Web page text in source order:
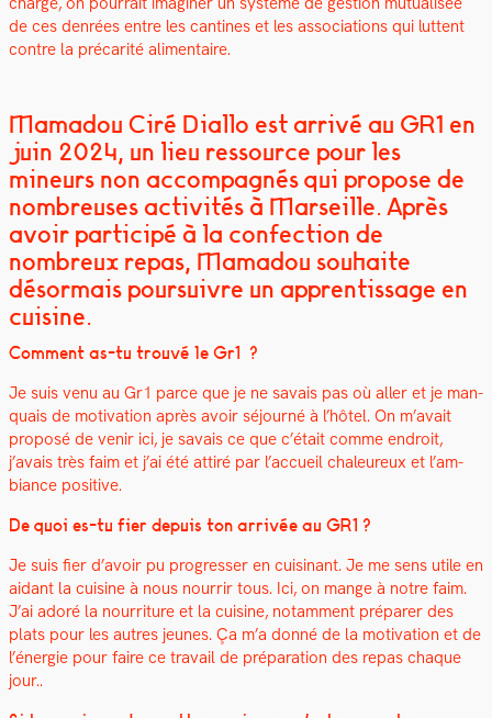
de ces den­rées entre les can­tines et les asso­ci­a­tions qui lut­tent
con­tre la pré­car­ité ali­men­taire.
Mamadou Ciré Diallo est arrivé au GR1 en
juin 2024, un lieu ressource pour les
mineurs non accompagnés qui propose de
nombreuses activités à Marseille. Après
avoir participé à la confection de
nombreux repas, Mamadou souhaite
désormais poursuivre un apprentissage en
cuisine.
Com­ment as-tu trou­vé le Gr1 ?
Je suis venu au Gr1 parce que je ne savais pas où aller et je man­
quais de moti­va­tion après avoir séjourné à l’hô­tel. On m’avait
pro­posé de venir ici, je savais ce que c’était comme endroit,
j’avais très faim et j’ai été attiré par l’ac­cueil chaleureux et l’am­
biance pos­i­tive.
De quoi es-tu fier depuis ton arrivée au GR1 ?
Je suis fier d’avoir pu pro­gress­er en cuisi­nant. Je me sens utile en
aidant la cui­sine à nous nour­rir tous. Ici, on mange à notre faim.
J’ai adoré la nour­ri­t­ure et la cui­sine, notam­ment pré­par­er des
plats pour les autres jeunes. Ça m’a don­né de la moti­va­tion et de
l’én­ergie pour faire ce tra­vail de pré­pa­ra­tion des repas chaque
jour..